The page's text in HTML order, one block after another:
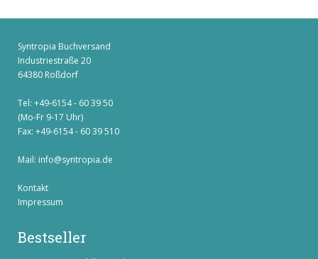
Syntropia Buchversand
Industriestraße 20
64380 Roßdorf
Tel: +49-6154 - 60 39 50
(Mo-Fr 9-17 Uhr)
Fax: +49-6154 - 60 39 510
Mail: info@syntropia.de
Kontakt
Impressum
Bestseller